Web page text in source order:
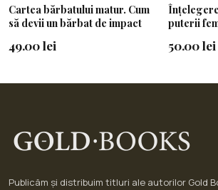
Cartea bărbatului matur. Cum
să devii un bărbat de impact
49.00 lei
puterii
50.00 lei
Publicăm și distribuim titluri ale autorilor Gold